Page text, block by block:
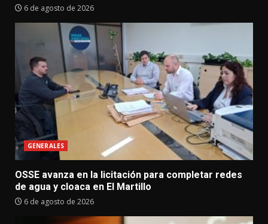
6 de agosto de 2026
GENERALES
OSSE avanza en la licitación para completar redes
de agua y cloaca en El Martillo
6 de agosto de 2026